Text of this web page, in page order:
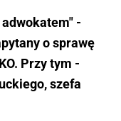
-
o sprawę
Przy tym -
szefa